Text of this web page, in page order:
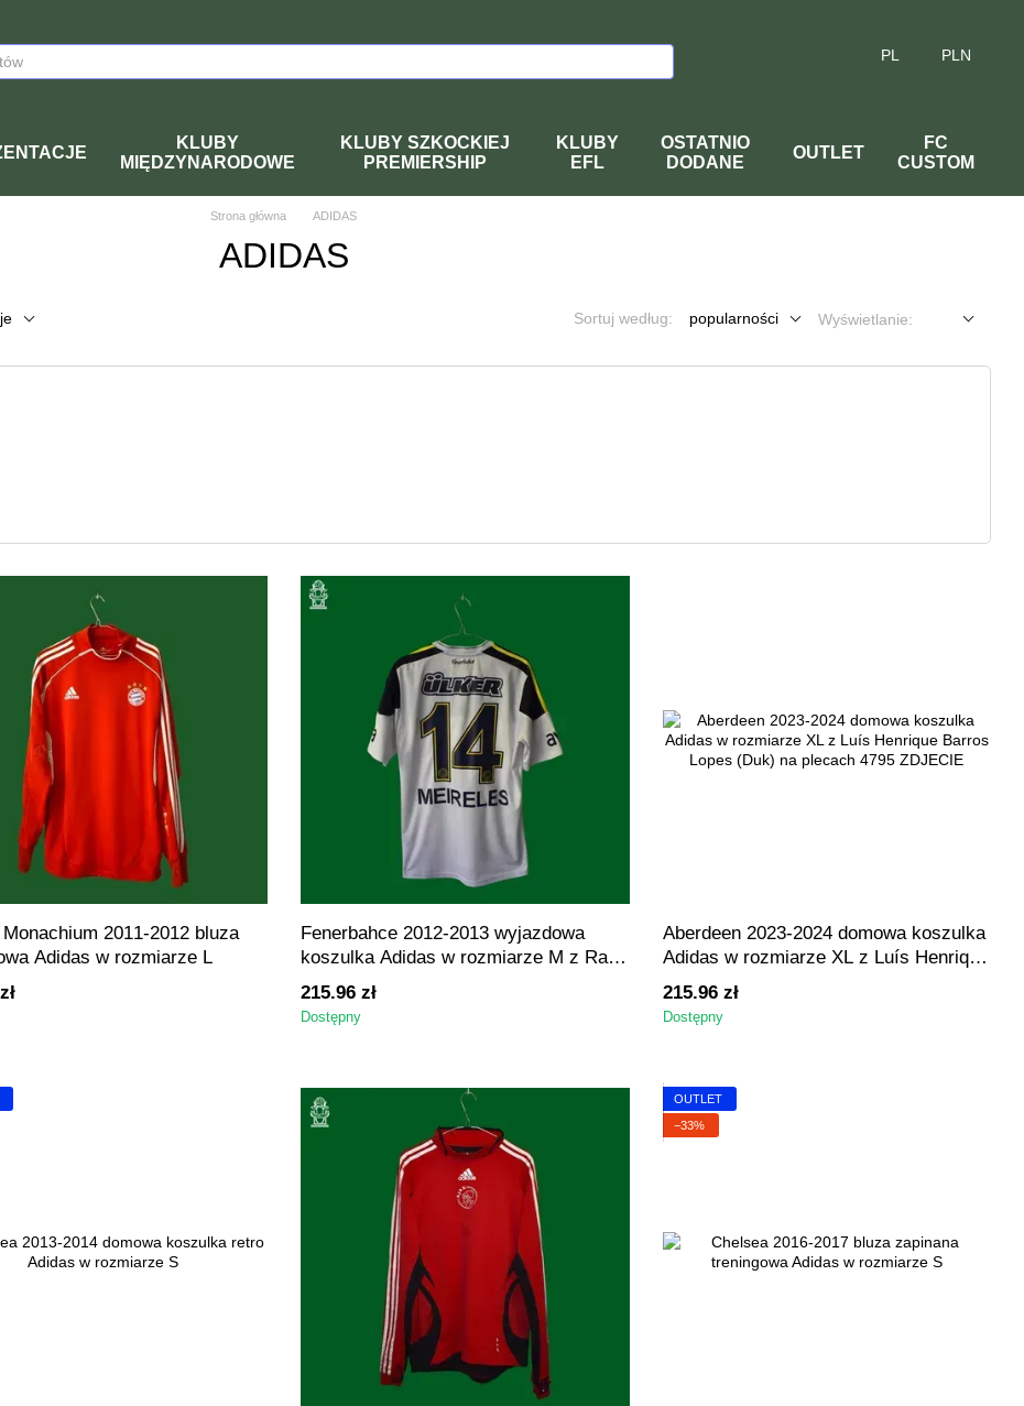
PL PLN
KLUBY
MIĘDZYNARODOWE
KLUBY SZKOCKIEJ
PREMIERSHIP
KLUBY
EFL
OSTATNIO
DODANE
OUTLET
FC
CUSTOM
Strona główna ADIDAS
ADIDAS
Sortuj według: popularności Wyświetlanie:
2011-2012 bluza
Adidas w rozmiarze L
Fenerbahce 2012-2013 wyjazdowa
koszulka Adidas w rozmiarze M z Raul
Meireles na plecach
215.96 zł
Dostępny
Aberdeen 2023-2024 domowa koszulka
Adidas w rozmiarze XL z Luís Henrique
Barros Lopes (Duk) na plecach
215.96 zł
Dostępny
OUTLET
−33%